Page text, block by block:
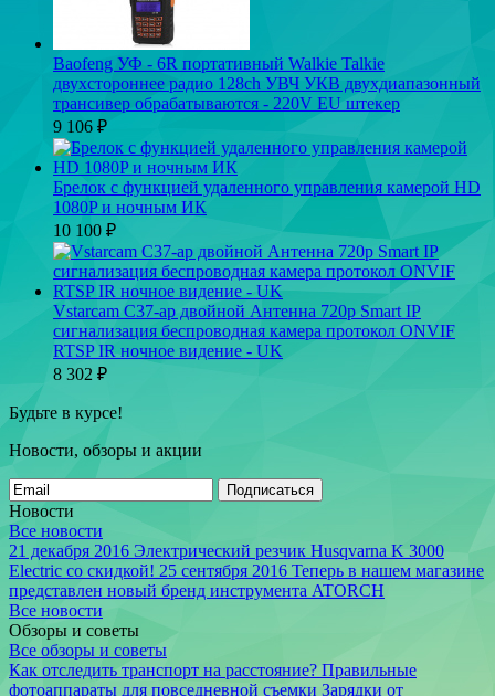
Baofeng УФ - 6R портативный Walkie Talkie
двухстороннее радио 128ch УВЧ УКВ двухдиапазонный
трансивер обрабатываются - 220V EU штекер
9 106 ₽
Брелок с функцией удаленного управления камерой HD
1080P и ночным ИК
10 100 ₽
Vstarcam C37-ар двойной Антенна 720p Smart IP
сигнализация беспроводная камера протокол ONVIF
RTSP IR ночное видение - UK
8 302 ₽
Будьте в курсе!
Новости, обзоры и акции
Подписаться
Новости
Все новости
21 декабря 2016 Электрический резчик Husqvarna K 3000
Electric со скидкой! 25 сентября 2016 Теперь в нашем магазине
представлен новый бренд инструмента ATORCH
Все новости
Обзоры и советы
Все обзоры и советы
Как отследить транспорт на расстояние? Правильные
фотоаппараты для повседневной съемки Зарядки от